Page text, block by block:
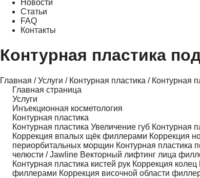
Новости
Статьи
FAQ
Контакты
Контурная пластика
Главная /Услуги / Контурная пластика / Контурная
Главная страница
Услуги
Инъекционная косметология
Контурная пластика
Контурная пластика Увеличение губ Контурная
Коррекция впалых щёк филлерами Коррекция
периорбитальных морщин Контурная пластика
челюсти / Jawline Векторный лифтинг лица
Контурная пластика кистей рук Коррекция
филлерами Коррекция височной области